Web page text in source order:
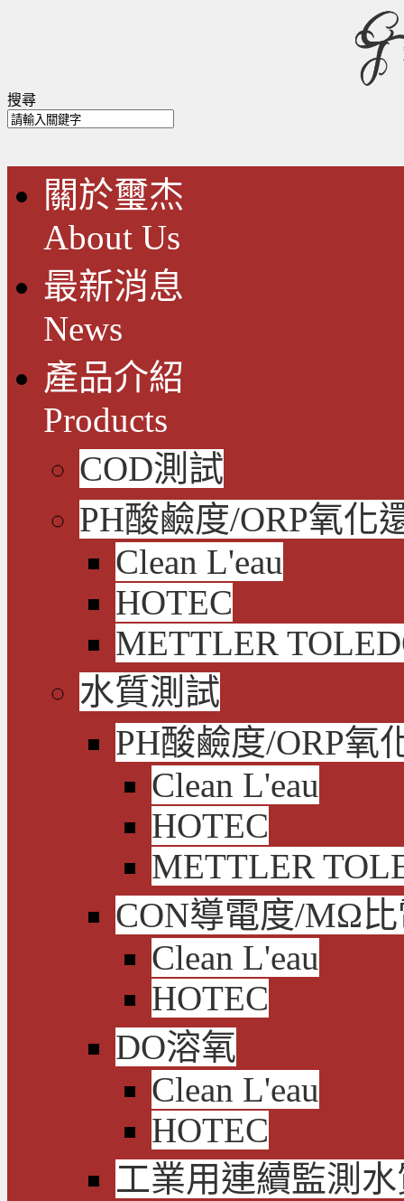
搜尋
關於璽杰
About Us
最新消息
News
產品介紹
Products
COD測試
PH酸鹼度/ORP氧化
Clean L'eau
HOTEC
METTLER
水質測試
PH酸鹼度/ORP氧
Clean L'eau
HOTEC
METTLER
CON導電度/MΩ
Clean L'eau
HOTEC
DO溶氧
Clean L'eau
HOTEC
工業用連續監測